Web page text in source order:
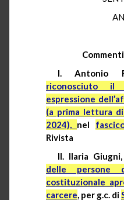
I. Antonio
riconosciuto
espressione
(a prima lettura
2024), nel
Rivista
II. Ilaria Giugni,
delle persone
costituzionale
carcere, per g.c. di